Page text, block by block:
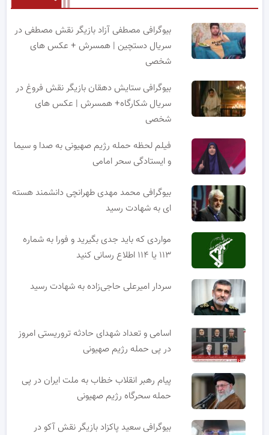
بیوگرافی مصطفی آزاد بازیگر نقش مصطفی در
سریال دستچین | همسرش + عکس های
شخصی
بیوگرافی ستایش دهقان بازیگر نقش فروغ در
سریال شکارگاه+ همسرش | عکس های
شخصی
فیلم لحظه حمله رژیم صهیونی به صدا و سیما
و ایستادگی سحر امامی
بیوگرافی محمد مهدی طهرانچی دانشمند هسته
ای به شهادت رسید
مواردی که باید جدی بگیرید و فورا به شماره
۱۱۳ یا ۱۱۴ اطلاع رسانی کنید
سردار امیرعلی حاجی‌زاده به شهادت رسید
اسامی و تعداد شهدای حادثه تروریستی امروز
در پی حمله رژیم صهیونی
پیام رهبر انقلاب خطاب به ملت ایران در پی
حمله سحرگاه رژیم صهیونی
بیوگرافی سعید پاکزاد بازیگر نقش آکو در